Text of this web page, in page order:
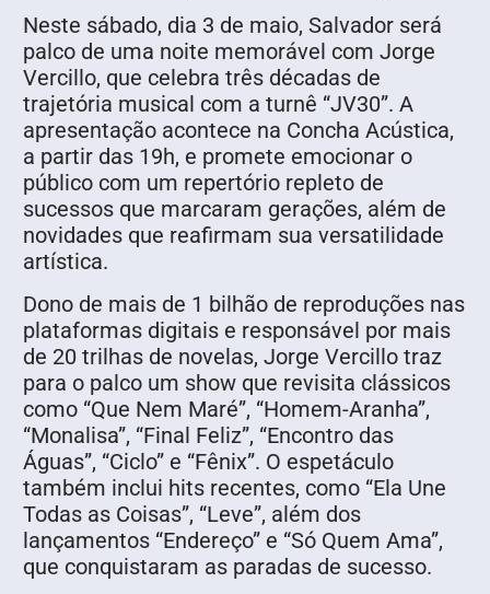
Neste sábado, dia 3 de maio, Salvador será
palco de uma noite memorável com Jorge
Vercillo, que celebra três décadas de
trajetória musical com a turnê “JV30”. A
apresentação acontece na Concha Acústica,
a partir das 19h, e promete emocionar o
público com um repertório repleto de
sucessos que marcaram gerações, além de
novidades que reafirmam sua versatilidade
artística.
Dono de mais de 1 bilhão de reproduções nas
plataformas digitais e responsável por mais
de 20 trilhas de novelas, Jorge Vercillo traz
para o palco um show que revisita clássicos
como “Que Nem Maré”, “Homem-Aranha”,
“Monalisa”, “Final Feliz”, “Encontro das
Águas”, “Ciclo” e “Fênix”. O espetáculo
também inclui hits recentes, como “Ela Une
Todas as Coisas”, “Leve”, além dos
lançamentos “Endereço” e “Só Quem Ama”,
que conquistaram as paradas de sucesso.